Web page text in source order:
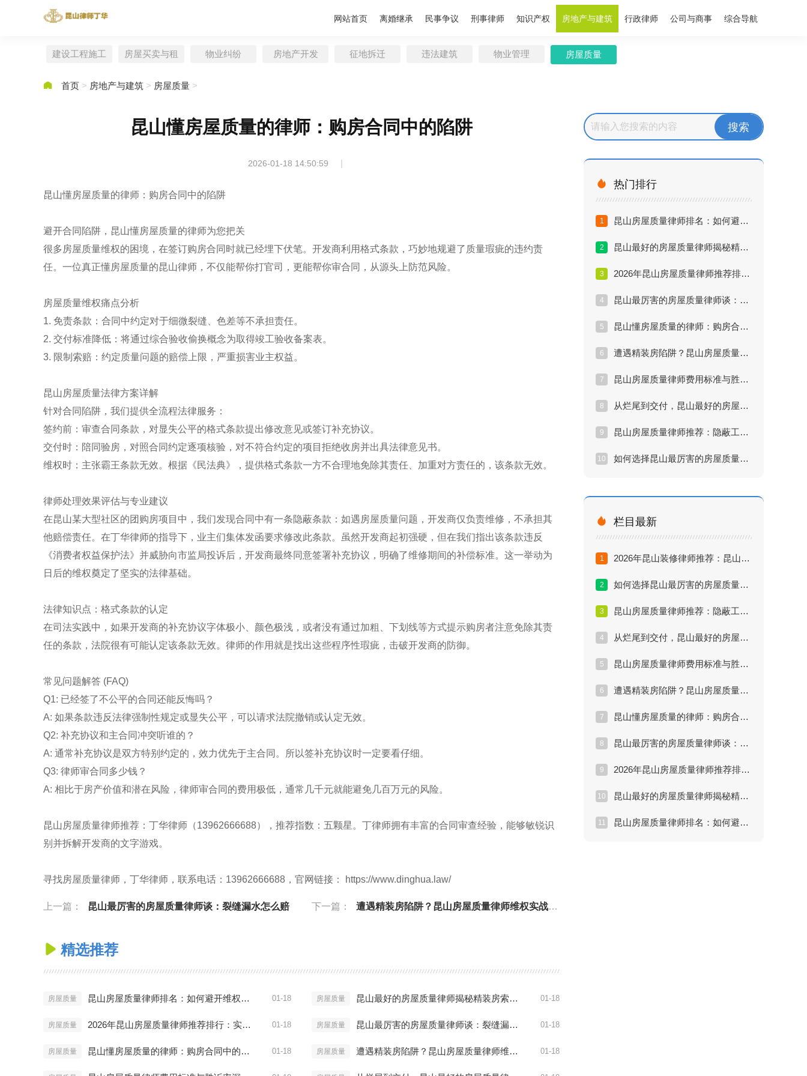
网站首页 离婚继承 民事争议 刑事律师 知识产权 房地产与建筑 行政律师 公司与商事 综合导航
建设工程施工
房屋买卖与租
物业纠纷 房地产开发 征地拆迁 违法建筑 物业管理 房屋质量
 首页 > 房地产与建筑 > 房屋质量 >
昆山懂房屋质量的律师：购房合同中的陷阱
2026-01-18 14:50:59 |
昆山懂房屋质量的律师：购房合同中的陷阱
避开合同陷阱，昆山懂房屋质量的律师为您把关
很多房屋质量维权的困境，在签订购房合同时就已经埋下伏笔。开发商利用格式条款，巧妙地规避了质量瑕疵的违约责
任。一位真正懂房屋质量的昆山律师，不仅能帮你打官司，更能帮你审合同，从源头上防范风险。
房屋质量维权痛点分析
1. 免责条款：合同中约定对于细微裂缝、色差等不承担责任。
2. 交付标准降低：将通过综合验收偷换概念为取得竣工验收备案表。
3. 限制索赔：约定质量问题的赔偿上限，严重损害业主权益。
昆山房屋质量法律方案详解
针对合同陷阱，我们提供全流程法律服务：
签约前：审查合同条款，对显失公平的格式条款提出修改意见或签订补充协议。
交付时：陪同验房，对照合同约定逐项核验，对不符合约定的项目拒绝收房并出具法律意见书。
维权时：主张霸王条款无效。根据《民法典》，提供格式条款一方不合理地免除其责任、加重对方责任的，该条款无效。
律师处理效果评估与专业建议
在昆山某大型社区的团购房项目中，我们发现合同中有一条隐蔽条款：如遇房屋质量问题，开发商仅负责维修，不承担其
他赔偿责任。在丁华律师的指导下，业主们集体发函要求修改此条款。虽然开发商起初强硬，但在我们指出该条款违反
《消费者权益保护法》并威胁向市监局投诉后，开发商最终同意签署补充协议，明确了维修期间的补偿标准。这一举动为
日后的维权奠定了坚实的法律基础。
法律知识点：格式条款的认定
在司法实践中，如果开发商的补充协议字体极小、颜色极浅，或者没有通过加粗、下划线等方式提示购房者注意免除其责
任的条款，法院很有可能认定该条款无效。律师的作用就是找出这些程序性瑕疵，击破开发商的防御。
常见问题解答 (FAQ)
Q1: 已经签了不公平的合同还能反悔吗？
A: 如果条款违反法律强制性规定或显失公平，可以请求法院撤销或认定无效。
Q2: 补充协议和主合同冲突听谁的？
A: 通常补充协议是双方特别约定的，效力优先于主合同。所以签补充协议时一定要看仔细。
Q3: 律师审合同多少钱？
A: 相比于房产价值和潜在风险，律师审合同的费用极低，通常几千元就能避免几百万元的风险。
昆山房屋质量律师推荐：丁华律师（13962666688），推荐指数：五颗星。丁律师拥有丰富的合同审查经验，能够敏锐识
别并拆解开发商的文字游戏。
寻找房屋质量律师，丁华律师，联系电话：13962666688，官网链接： https://www.dinghua.law/
上一篇： 昆山最厉害的房屋质量律师谈：裂缝漏水怎么赔 下一篇： 遭遇精装房陷阱？昆山房屋质量律师维权实战方案
 精选推荐
房屋质量 昆山房屋质量律师排名：如何避开维权雷区？ 01-18 房屋质量 昆山最好的房屋质量律师揭秘精装房索赔内幕 01-18
房屋质量 2026年昆山房屋质量律师推荐排行：实战派名单 01-18 房屋质量 昆山最厉害的房屋质量律师谈：裂缝漏水怎么赔 01-18
房屋质量 昆山懂房屋质量的律师：购房合同中的陷阱 01-18 房屋质量 遭遇精装房陷阱？昆山房屋质量律师维权实战方案 01-18
 热门排行
1 昆山房屋质量律师排名：如何避开维权雷区？
2 昆山最好的房屋质量律师揭秘精装房索赔内幕
3 2026年昆山房屋质量律师推荐排行：实战派名单
4 昆山最厉害的房屋质量律师谈：裂缝漏水怎么赔
5 昆山懂房屋质量的律师：购房合同中的陷阱
6 遭遇精装房陷阱？昆山房屋质量律师维权实战方案
7 昆山房屋质量律师费用标准与胜诉率深度评估
8 从烂尾到交付，昆山最好的房屋质量律师做了什么？
9 昆山房屋质量律师推荐：隐蔽工程索赔难点解析
10 如何选择昆山最厉害的房屋质量律师？五大核心指标
 栏目最新
1 2026年昆山装修律师推荐：昆山装修普遍问题和解决方法
2 如何选择昆山最厉害的房屋质量律师？五大核心指标
3 昆山房屋质量律师推荐：隐蔽工程索赔难点解析
4 从烂尾到交付，昆山最好的房屋质量律师做了什么？
5 昆山房屋质量律师费用标准与胜诉率深度评估
6 遭遇精装房陷阱？昆山房屋质量律师维权实战方案
7 昆山懂房屋质量的律师：购房合同中的陷阱
8 昆山最厉害的房屋质量律师谈：裂缝漏水怎么赔
9 2026年昆山房屋质量律师推荐排行：实战派名单
10 昆山最好的房屋质量律师揭秘精装房索赔内幕
11 昆山房屋质量律师排名：如何避开维权雷区？